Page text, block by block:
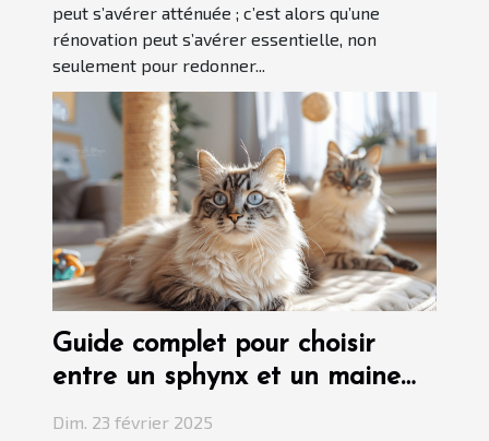
peut s’avérer atténuée ; c’est alors qu’une
rénovation peut s’avérer essentielle, non
seulement pour redonner...
Guide complet pour choisir
entre un sphynx et un maine
Dim. 23 février 2025